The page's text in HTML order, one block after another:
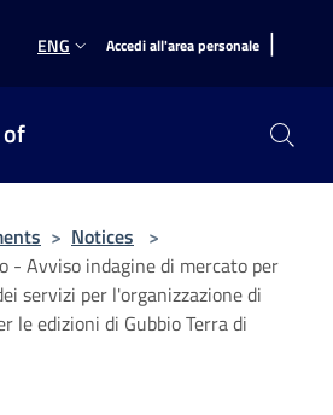
ENG Accedi all'area personale |
> Notices >
- Avviso indagine di mercato per
servizi per l'organizzazione di
le edizioni di Gubbio Terra di